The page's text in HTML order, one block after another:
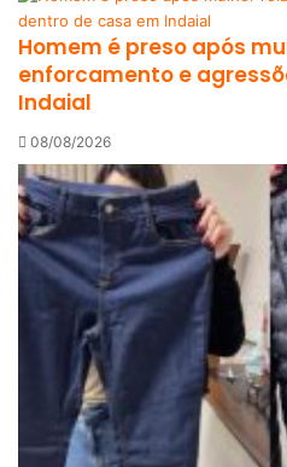
Homem é preso após
enforcamento e
Indaial
08/08/2026